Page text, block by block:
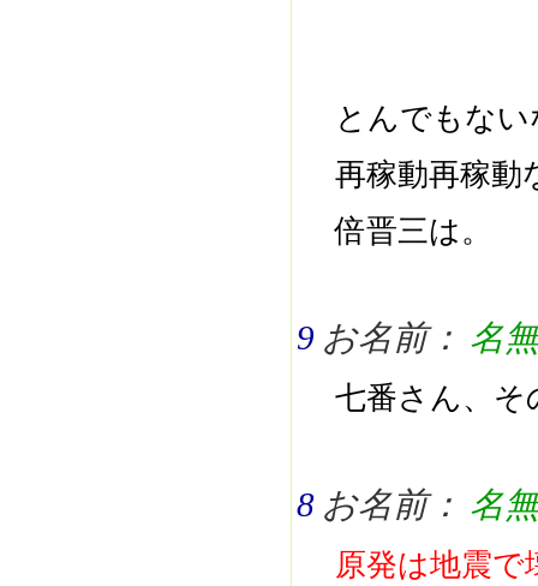
とんでもな
再稼動再稼動
倍晋三は。
9 お名前： 名
七番さん、そ
8 お名前： 名
原発は地震で